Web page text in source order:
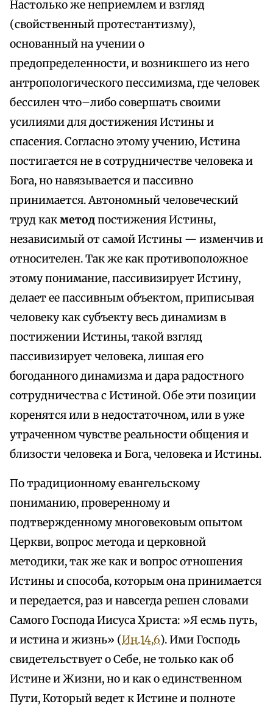
Настолько же неприемлем и взгляд
(свойственный протестантизму),
основанный на учении о
предопределенности, и возникшего из него
антропологического пессимизма, где человек
бессилен что–либо совершать своими
усилиями для достижения Истины и
спасения. Согласно этому учению, Истина
постигается не в сотрудничестве человека и
Бога, но навязывается и пассивно
принимается. Автономный человеческий
труд какметодпостижения Истины,
независимый от самой Истины — изменчив и
относителен. Так же как противоположное
этому понимание, пассивизирует Истину,
делает ее пассивным объектом, приписывая
человеку как субъекту весь динамизм в
постижении Истины, такой взгляд
пассивизирует человека, лишая его
богоданного динамизма и дара радостного
сотрудничества с Истиной. Обе эти позиции
коренятся или в недостаточном, или в уже
утраченном чувстве реальности общения и
близости человека и Бога, человека и Истины.
По традиционному евангельскому
пониманию, проверенному и
подтвержденному многовековым опытом
Церкви, вопрос метода и церковной
методики, так же как и вопрос отношения
Истины и способа, которым она принимается
и передается, раз и навсегда решен словами
Самого Господа Иисуса Христа: »Я есмь путь,
и истина и жизнь» (Ин.14,6). Ими Господь
свидетельствует о Себе, не только как об
Истине и Жизни, но и как о единственном
Пути, Который ведет к Истине и полноте